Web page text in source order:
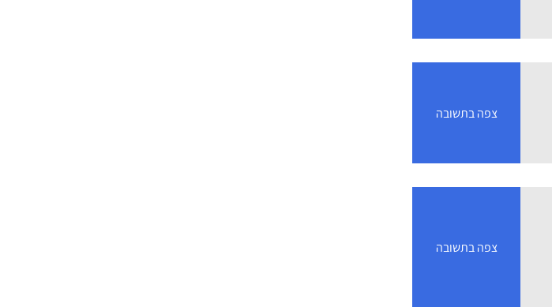
צפה בתשובה
צפה בתשובה